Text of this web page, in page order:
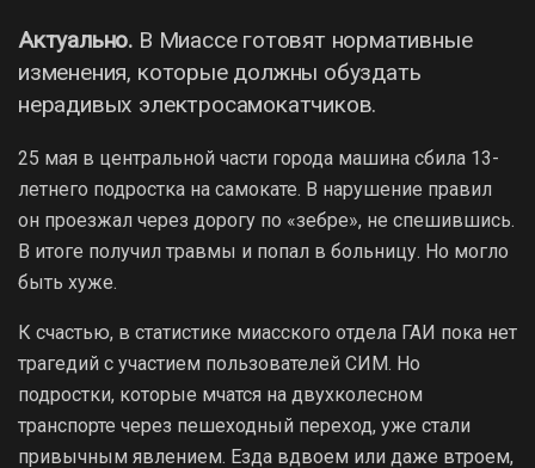
Актуально. В Миассе готовят нормативные
изменения, которые должны обуздать
нерадивых электросамокатчиков.
25 мая в центральной части города машина сбила 13-
летнего подростка на самокате. В нарушение правил
он проезжал через дорогу по «зебре», не спешившись.
В итоге получил травмы и попал в больницу. Но могло
быть хуже.
К счастью, в статистике миасского отдела ГАИ пока нет
трагедий с участием пользователей СИМ. Но
подростки, которые мчатся на двухколесном
транспорте через пешеходный переход, уже стали
привычным явлением. Езда вдвоем или даже втроем,